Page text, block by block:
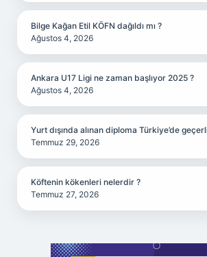
Bilge Kağan Etil KÖFN dağıldı mı ?
Ağustos 4, 2026
Ankara U17 Ligi ne zaman başlıyor 2025 ?
Ağustos 4, 2026
Yurt dışında alınan diploma Türkiye’de
Temmuz 29, 2026
Köftenin kökenleri nelerdir ?
Temmuz 27, 2026